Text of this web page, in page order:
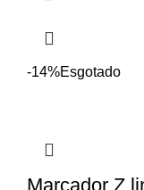
-14%Esgotado
Marcador Z